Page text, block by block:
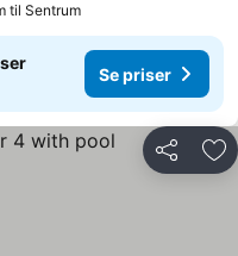
til Sentrum
Se priser
Del